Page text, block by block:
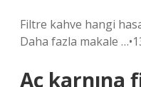
Filtre kahve hangi
Daha fazla makale
Aç karnına